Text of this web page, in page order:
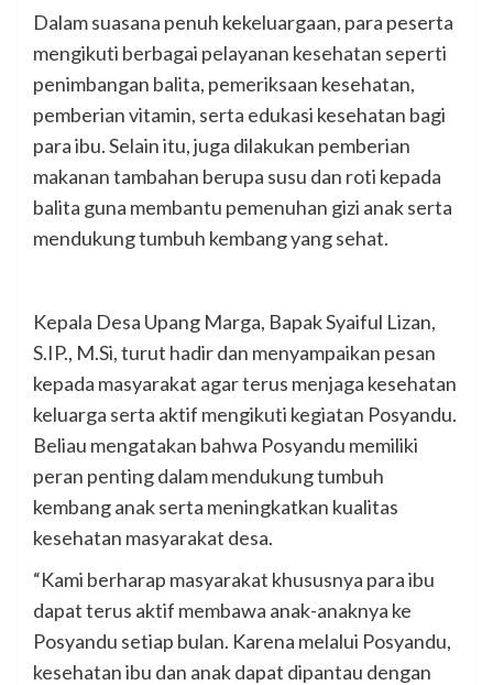
Dalam suasana penuh kekeluargaan, para peserta
mengikuti berbagai pelayanan kesehatan seperti
penimbangan balita, pemeriksaan kesehatan,
pemberian vitamin, serta edukasi kesehatan bagi
para ibu. Selain itu, juga dilakukan pemberian
makanan tambahan berupa susu dan roti kepada
balita guna membantu pemenuhan gizi anak serta
mendukung tumbuh kembang yang sehat.
Kepala Desa Upang Marga, Bapak Syaiful Lizan,
S.IP., M.Si, turut hadir dan menyampaikan pesan
kepada masyarakat agar terus menjaga kesehatan
keluarga serta aktif mengikuti kegiatan Posyandu.
Beliau mengatakan bahwa Posyandu memiliki
peran penting dalam mendukung tumbuh
kembang anak serta meningkatkan kualitas
kesehatan masyarakat desa.
“Kami berharap masyarakat khususnya para ibu
dapat terus aktif membawa anak-anaknya ke
Posyandu setiap bulan. Karena melalui Posyandu,
kesehatan ibu dan anak dapat dipantau dengan